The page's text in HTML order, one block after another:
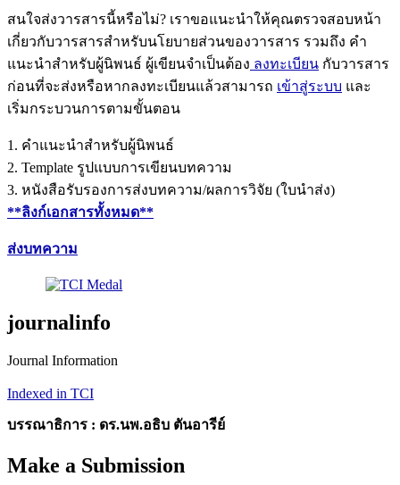
สนใจส่งวารสารนี้หรือไม่? เราขอแนะนำให้คุณตรวจสอบหน้า
เกี่ยวกับวารสารสำหรับนโยบายส่วนของวารสาร รวมถึง คำ
แนะนำสำหรับผู้นิพนธ์ ผู้เขียนจำเป็นต้อง ลงทะเบียน กับวารสาร
ก่อนที่จะส่งหรือหากลงทะเบียนแล้วสามารถ เข้าสู่ระบบ และ
เริ่มกระบวนการตามขั้นตอน
1. คำแนะนำสำหรับผู้นิพนธ์
2. Template รูปแบบการเขียนบทความ
3. หนังสือรับรองการส่งบทความ/ผลการวิจัย (ใบนำส่ง)
**ลิงก์เอกสารทั้งหมด**
ส่งบทความ
journalinfo
Journal Information
Indexed in TCI
บรรณาธิการ : ดร.นพ.อธิบ ตันอารีย์
Make a Submission